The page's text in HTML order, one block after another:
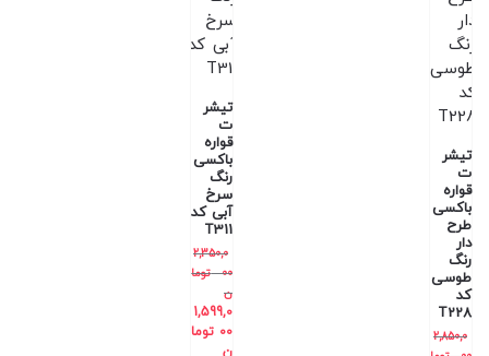
تیشر
ت
قواره
باکسی
طرح
دار
رنگ
طوسی
کد
T228
2,850,0
تیشر
ت
قواره
باکسی
رنگ
سرخ
آبی کد
T311
2,350,0
00
توما
ن
1,599,0
00 توما
ن